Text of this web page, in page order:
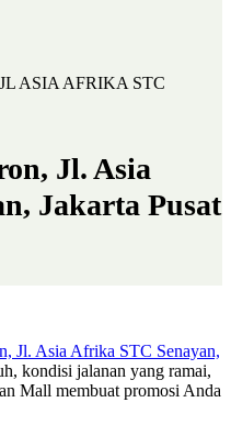
Jl. Asia
Jakarta Pusat
Jl. Asia Afrika STC Senayan,
kondisi jalanan yang ramai,
Mall membuat promosi Anda